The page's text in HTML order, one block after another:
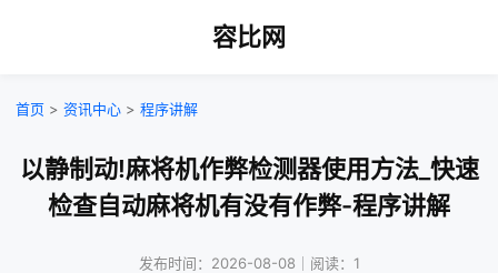
容比网
首页 > 资讯中心 > 程序讲解
以静制动!麻将机作弊检测器使用方法_快速
检查自动麻将机有没有作弊-程序讲解
发布时间：2026-08-08｜阅读：1